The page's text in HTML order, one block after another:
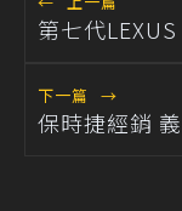
第七代
下一篇 →
保時捷經銷